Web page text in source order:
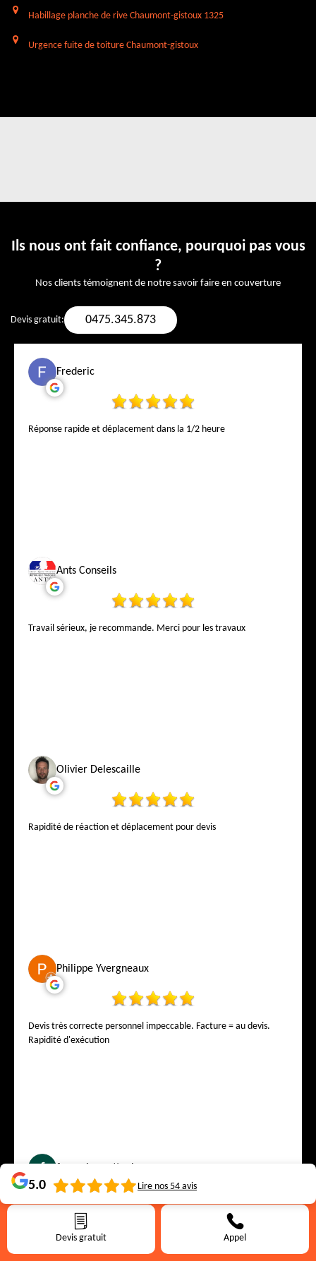
Devis gratuit Appel
Habillage planche de rive Chaumont-gistoux 1325
Urgence fuite de toiture Chaumont-gistoux
Ils nous ont fait confiance, pourquoi pas vous
?
Nos clients témoignent de notre savoir faire en couverture
Devis gratuit: 0475.345.873
Frederic
Réponse rapide et déplacement dans la 1/2 heure
Ants Conseils
Travail sérieux, je recommande. Merci pour les travaux
Olivier Delescaille
Rapidité de réaction et déplacement pour devis
Philippe Yvergneaux
Devis très correcte personnel impeccable. Facture = au devis.
Rapidité d'exécution
5.0 Lire nos 54 avis